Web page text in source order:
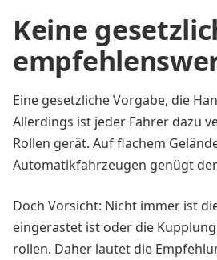
Keine
Eine gesetzliche Vorgabe, die
Allerdings ist jeder Fahrer dazu
Rollen gerät. Auf flachem
Automatikfahrzeugen genügt der
Doch Vorsicht: Nicht immer ist
eingerastet ist oder die
rollen. Daher lautet die